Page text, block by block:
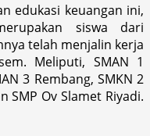
edukasi keuangan ini,
siswa dari
telah menjalin kerja
Meliputi, SMAN 1
3 Rembang, SMKN 2
SMP Ov Slamet Riyadi.